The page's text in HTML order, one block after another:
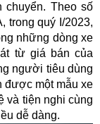
Theo số
trong quý I/2023,
những dòng xe
từ giá bán của
người tiêu dùng
được một mẫu xe
và tiện nghi cùng
dễ dàng.